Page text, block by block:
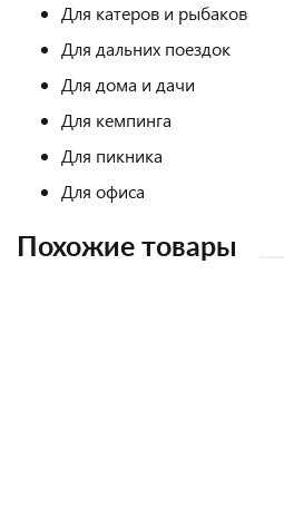
Для катеров и рыбаков
Для дальних поездок
Для дома и дачи
Для кемпинга
Для пикника
Для офиса
Похожие товары